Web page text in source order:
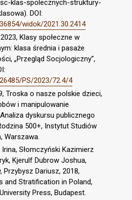
klas-spolecznych-struktury-
DOI:
widok/2021.30.2414
Klasy społeczne w
klasa średnia i pasaże
„Przegląd Socjologiczny”,
PS/2023/72.4/4
Troska o nasze polskie dzieci,
i manipulowanie
dyskursu publicznego
500+, Instytut Studiów
Warszawa.
Słomczyński Kazimierz
Kjerulf Dubrow Joshua,
Przybysz Dariusz, 2018,
and Stratification in Poland,
Press, Budapest.